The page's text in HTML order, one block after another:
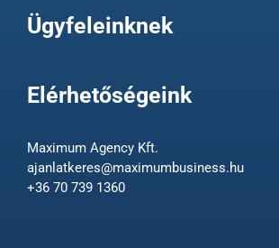
Ügyfeleinknek
Elérhetőségeink
Maximum Agency Kft.
ajanlatkeres@maximumbusiness.hu
+36 70 739 1360